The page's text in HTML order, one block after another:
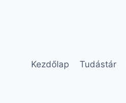
Kezdőlap Tudástár